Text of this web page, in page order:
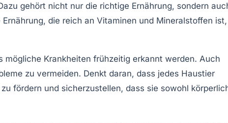
gehört nicht nur die richtige Ernährung, sondern
die reich an Vitaminen und Mineralstoffen ist,
Krankheiten frühzeitig erkannt werden. Auch
zu vermeiden. Denkt daran, dass jedes Haustier
fördern und sicherzustellen, dass sie sowohl